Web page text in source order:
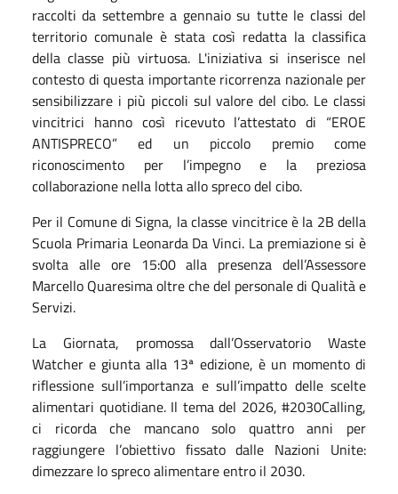
raccolti da settembre a gennaio su tutte le classi del
territorio comunale è stata così redatta la classifica
della classe più virtuosa. L'iniziativa si inserisce nel
contesto di questa importante ricorrenza nazionale per
sensibilizzare i più piccoli sul valore del cibo. Le classi
vincitrici hanno così ricevuto l’attestato di “EROE
ANTISPRECO” ed un piccolo premio come
riconoscimento per l’impegno e la preziosa
collaborazione nella lotta allo spreco del cibo.
Per il Comune di Signa, la classe vincitrice è la 2B della
Scuola Primaria Leonarda Da Vinci. La premiazione si è
svolta alle ore 15:00 alla presenza dell’Assessore
Marcello Quaresima oltre che del personale di Qualità e
Servizi.
La Giornata, promossa dall’Osservatorio Waste
Watcher e giunta alla 13ª edizione, è un momento di
riflessione sull’importanza e sull’impatto delle scelte
alimentari quotidiane. Il tema del 2026, #2030Calling,
ci ricorda che mancano solo quattro anni per
raggiungere l’obiettivo fissato dalle Nazioni Unite:
dimezzare lo spreco alimentare entro il 2030.